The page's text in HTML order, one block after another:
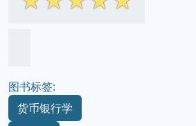
图书标签:
货币银行学